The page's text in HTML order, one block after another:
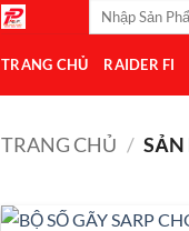
Tìm
TRANG CHỦ RAIDER FI
TRANG CHỦ / SẢN